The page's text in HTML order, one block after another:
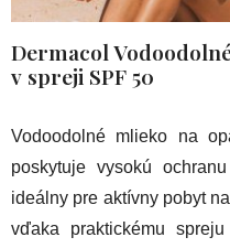
Dermacol
v spreji SPF 50
Vodoodolné mlieko na
poskytuje vysokú
ideálny pre aktívny pobyt
vďaka praktickému